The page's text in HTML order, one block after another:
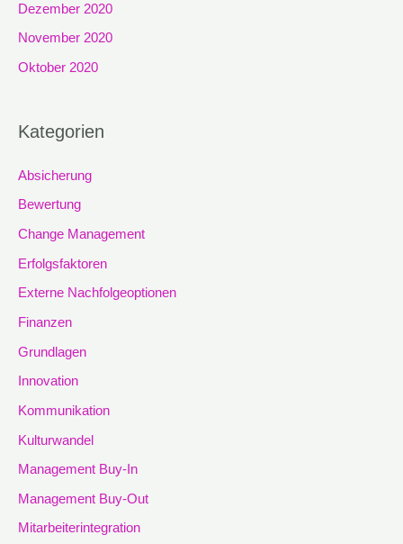
Dezember 2020
November 2020
Oktober 2020
Kategorien
Absicherung
Bewertung
Change Management
Erfolgsfaktoren
Externe Nachfolgeoptionen
Finanzen
Grundlagen
Innovation
Kommunikation
Kulturwandel
Management Buy-In
Management Buy-Out
Mitarbeiterintegration